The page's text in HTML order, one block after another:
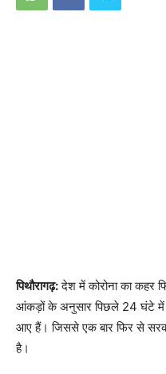
पिथौरागढ़:देश में कोरोना का कहर
आंकड़ों के अनुसार पिछले 24 घंटे में
आए हैं। जिससे एक बार फिर से
है।